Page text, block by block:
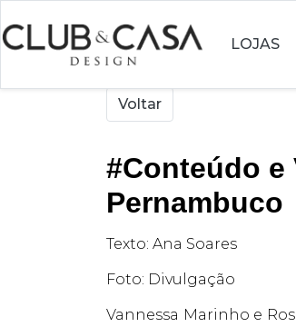
LOJAS
Voltar
#Conteúdo e
Pernambuco
Texto: Ana Soares
Foto: Divulgação
Vannessa Marinho e